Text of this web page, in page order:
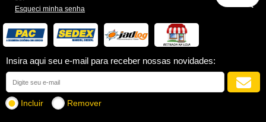
Esqueci minha senha
Insira aqui seu e-mail para receber nossas novidades:
Incluir Remover